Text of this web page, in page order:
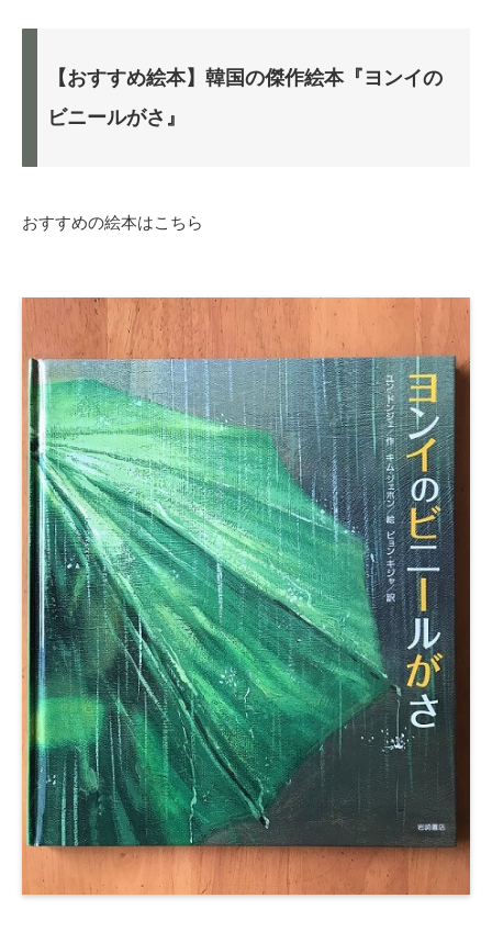
【おすすめ絵本】韓国の傑作絵本『ヨンイの
ビニールがさ』
おすすめの絵本はこちら